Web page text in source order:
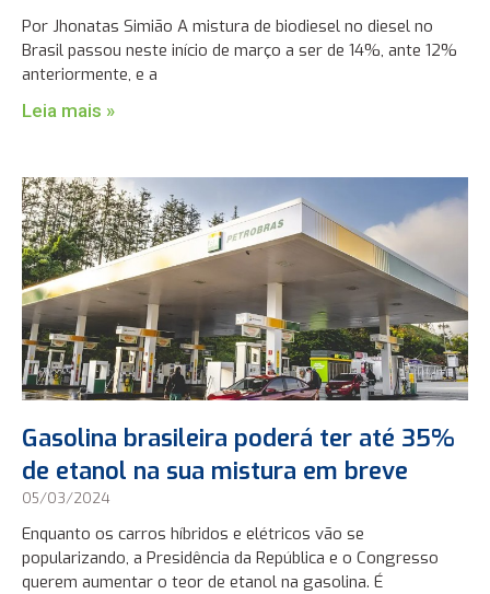
Por Jhonatas Simião A mistura de biodiesel no diesel no
Brasil passou neste início de março a ser de 14%, ante 12%
anteriormente, e a
Leia mais »
Gasolina brasileira poderá ter até 35%
de etanol na sua mistura em breve
05/03/2024
Enquanto os carros híbridos e elétricos vão se
popularizando, a Presidência da República e o Congresso
querem aumentar o teor de etanol na gasolina. É